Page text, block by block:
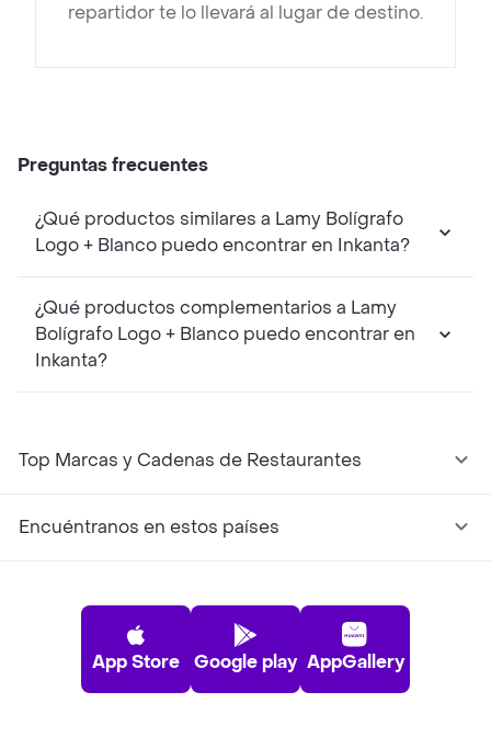
repartidor te lo llevará al lugar de destino.
Preguntas frecuentes
¿Qué productos similares a Lamy Bolígrafo
Logo + Blanco puedo encontrar en Inkanta?
¿Qué productos complementarios a Lamy
Bolígrafo Logo + Blanco puedo encontrar en
Inkanta?
Top Marcas y Cadenas de Restaurantes
Encuéntranos en estos países
App Store Google play AppGallery